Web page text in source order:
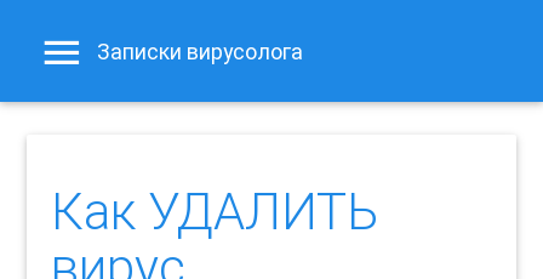
Записки вирусолога
Как УДАЛИТЬ